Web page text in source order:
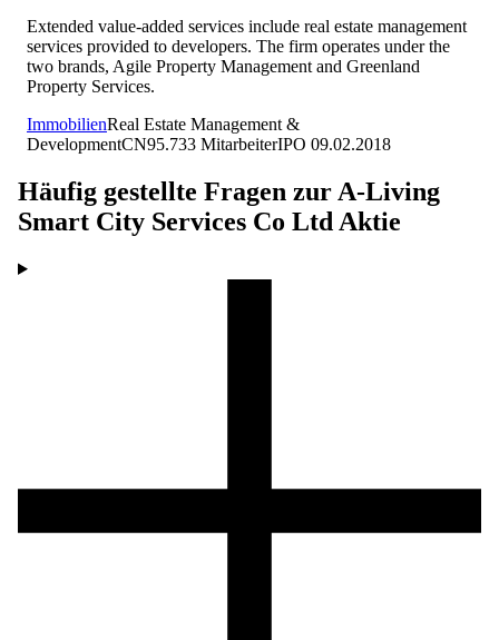
Extended value-added services include real estate management
services provided to developers. The firm operates under the
two brands, Agile Property Management and Greenland
Property Services.
ImmobilienReal Estate Management &
DevelopmentCN95.733 MitarbeiterIPO 09.02.2018
Häufig gestellte Fragen zur A-Living
Smart City Services Co Ltd Aktie